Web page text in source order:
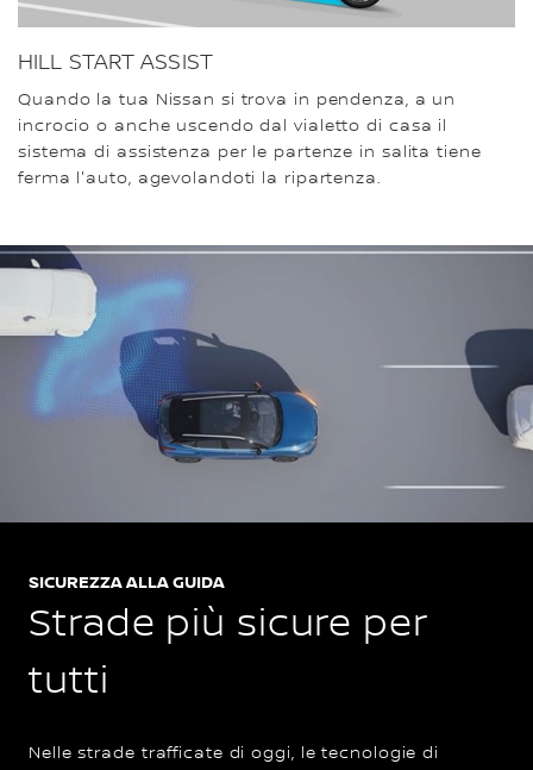
HILL START ASSIST
Quando la tua Nissan si trova in pendenza, a un
incrocio o anche uscendo dal vialetto di casa il
sistema di assistenza per le partenze in salita tiene
ferma l'auto, agevolandoti la ripartenza.
SICUREZZA ALLA GUIDA
Strade più sicure per
tutti
Nelle strade trafficate di oggi, le tecnologie di